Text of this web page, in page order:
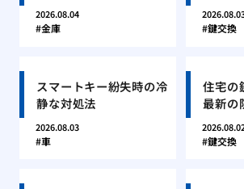
2026.08.04
金庫 鍵交換
スマートキー紛失時の冷
静な対処法
2026.08.03
車
住宅の
最新の
鍵交換